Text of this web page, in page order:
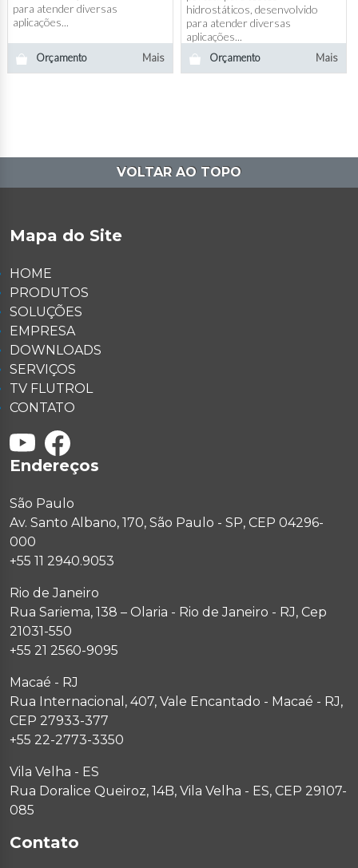
para atender diversas
aplicações...
Orçamento Mais
hidrostáticos, desenvolvido
para atender diversas
aplicações...
Orçamento Mais
VOLTAR AO TOPO
Mapa do Site
HOME
PRODUTOS
SOLUÇÕES
EMPRESA
DOWNLOADS
SERVIÇOS
TV FLUTROL
CONTATO
Endereços
São Paulo
Av. Santo Albano, 170, São Paulo - SP, CEP 04296-
000
+55 11 2940.9053
Rio de Janeiro
Rua Sariema, 138 – Olaria - Rio de Janeiro - RJ, Cep
21031-550
+55 21 2560-9095
Macaé - RJ
Rua Internacional, 407, Vale Encantado - Macaé - RJ,
CEP 27933-377
+55 22-2773-3350
Vila Velha - ES
Rua Doralice Queiroz, 14B, Vila Velha - ES, CEP 29107-
085
Contato